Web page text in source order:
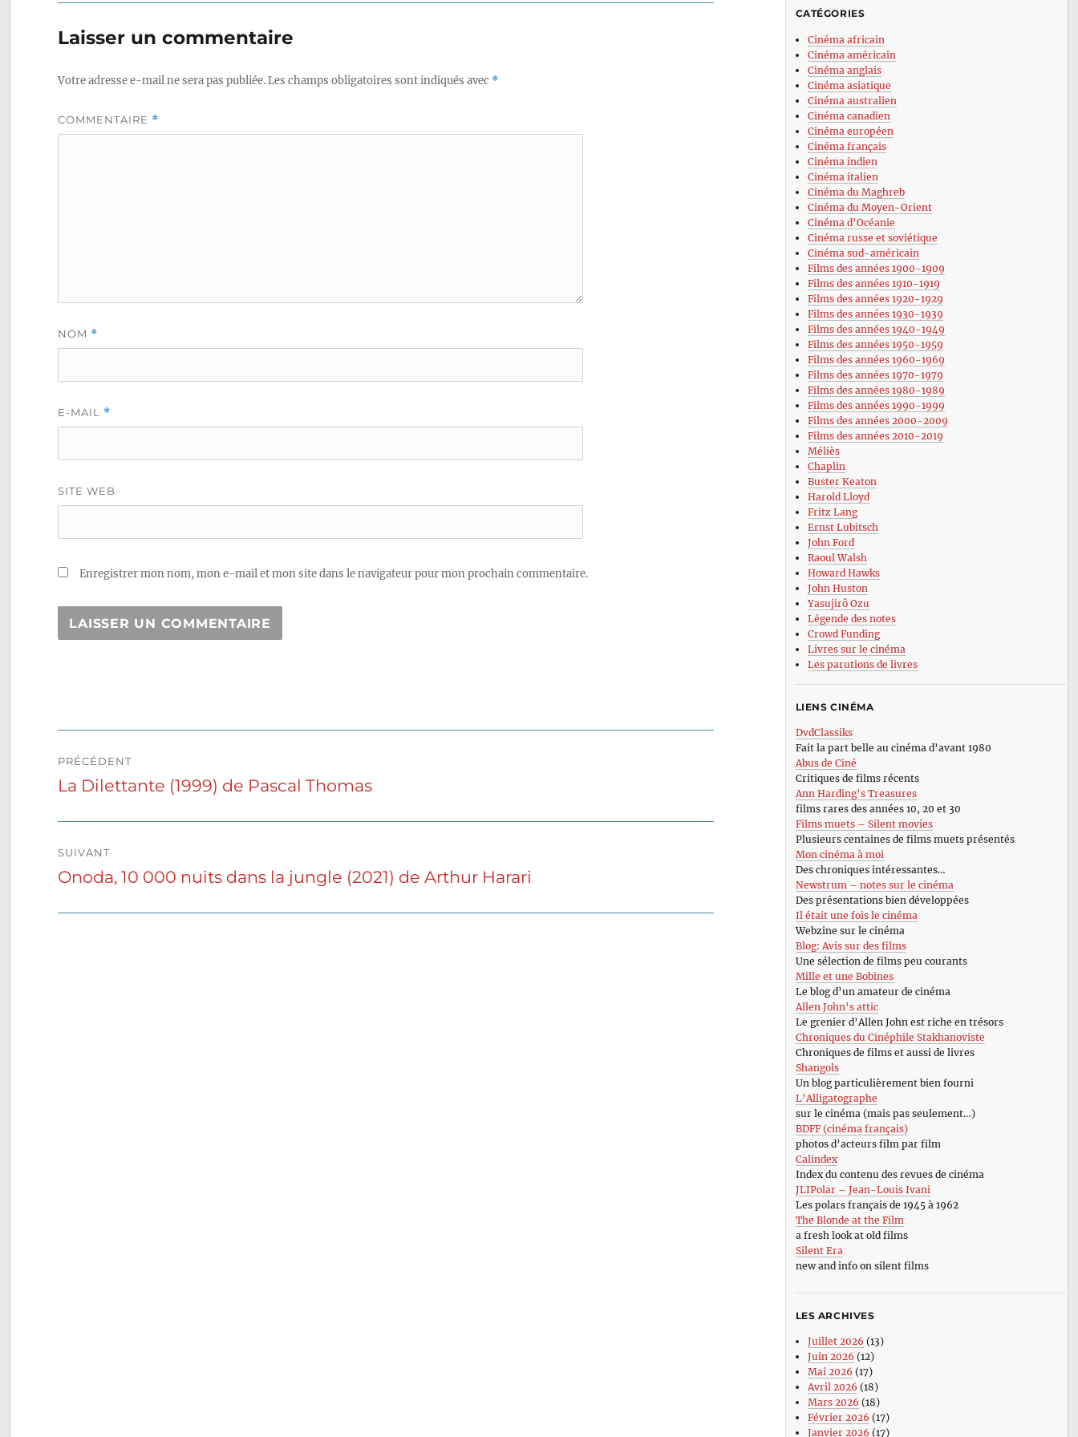
Laisser un commentaire
Votre adresse e-mail ne sera pas publiée.Les champs obligatoires sont indiqués avec *
COMMENTAIRE *
NOM *
E-MAIL *
SITE WEB
Enregistrer mon nom, mon e-mail et mon site dans le navigateur pour mon prochain commentaire.
de
PRÉCÉDENT
Publication
La Dilettante (1999) de Pascal Thomas
SUIVANT
Publication
Onoda, 10 000 nuits dans la jungle (2021) de Arthur Harari
CATÉGORIES
Cinéma africain
Cinéma américain
Cinéma anglais
Cinéma asiatique
Cinéma australien
Cinéma canadien
Cinéma européen
Cinéma français
Cinéma indien
Cinéma italien
Cinéma du Maghreb
Cinéma du Moyen-Orient
Cinéma d’Océanie
Cinéma russe et soviétique
Cinéma sud-américain
Films des années 1900-1909
Films des années 1910-1919
Films des années 1920-1929
Films des années 1930-1939
Films des années 1940-1949
Films des années 1950-1959
Films des années 1960-1969
Films des années 1970-1979
Films des années 1980-1989
Films des années 1990-1999
Films des années 2000-2009
Films des années 2010-2019
Méliès
Chaplin
Buster Keaton
Harold Lloyd
Fritz Lang
Ernst Lubitsch
John Ford
Raoul Walsh
Howard Hawks
John Huston
Yasujirô Ozu
Légende des notes
Crowd Funding
Livres sur le cinéma
Les parutions de livres
LIENS CINÉMA
DvdClassiks
Fait la part belle au cinéma d’avant 1980
Abus de Ciné
Critiques de films récents
Ann Harding’s Treasures
films rares des années 10, 20 et 30
Films muets – Silent movies
Plusieurs centaines de films muets présentés
Mon cinéma à moi
Des chroniques intéressantes…
Newstrum – notes sur le cinéma
Des présentations bien développées
Il était une fois le cinéma
Webzine sur le cinéma
Blog: Avis sur des films
Une sélection de films peu courants
Mille et une Bobines
Le blog d’un amateur de cinéma
Allen John’s attic
Le grenier d’Allen John est riche en trésors
Chroniques du Cinéphile Stakhanoviste
Chroniques de films et aussi de livres
Shangols
Un blog particulièrement bien fourni
L’Alligatographe
sur le cinéma (mais pas seulement…)
BDFF (cinéma français)
photos d’acteurs film par film
Calindex
Index du contenu des revues de cinéma
JLIPolar – Jean-Louis Ivani
Les polars français de 1945 à 1962
The Blonde at the Film
a fresh look at old films
Silent Era
new and info on silent films
LES ARCHIVES
Juillet 2026 (13)
Juin 2026 (12)
Mai 2026 (17)
Avril 2026 (18)
Mars 2026 (18)
Février 2026 (17)
Janvier 2026 (17)